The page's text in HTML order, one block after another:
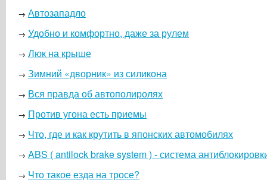
→ Автозападло
→ Удобно и комфортно, даже за рулем
→ Люк на крыше
→ Зимний «дворник» из силикона
→ Вся правда об автополиролях
→ Против угона есть приемы
→ Что, где и как крутить в японских автомобилях
→ ABS ( antilock brake system ) - система
→ Что такое езда на тросе?